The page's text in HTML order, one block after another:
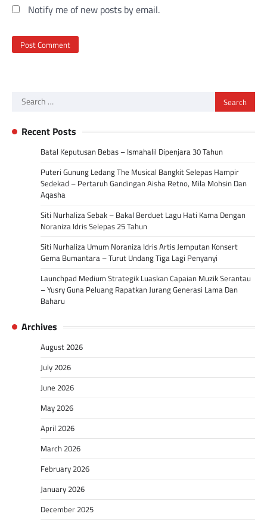
Notify me of new posts by email.
Search
Recent Posts
Batal Keputusan Bebas – Ismahalil Dipenjara 30 Tahun
Puteri Gunung Ledang The Musical Bangkit Selepas Hampir
Sedekad – Pertaruh Gandingan Aisha Retno, Mila Mohsin Dan
Aqasha
Siti Nurhaliza Sebak – Bakal Berduet Lagu Hati Kama Dengan
Noraniza Idris Selepas 25 Tahun
Siti Nurhaliza Umum Noraniza Idris Artis Jemputan Konsert
Gema Bumantara – Turut Undang Tiga Lagi Penyanyi
Launchpad Medium Strategik Luaskan Capaian Muzik Serantau
– Yusry Guna Peluang Rapatkan Jurang Generasi Lama Dan
Baharu
Archives
August 2026
July 2026
June 2026
May 2026
April 2026
March 2026
February 2026
January 2026
December 2025